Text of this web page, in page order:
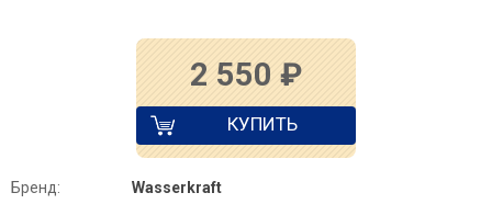
2 550 ₽
КУПИТЬ
Бренд:
Wasserkraft